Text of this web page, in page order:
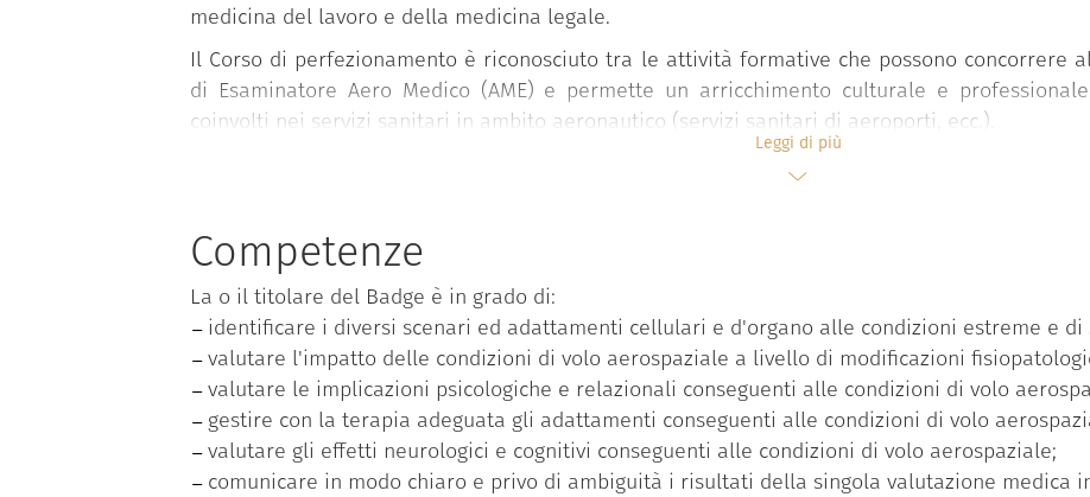
medicina del lavoro e della medicina legale.
Il Corso di perfezionamento è riconosciuto tra le attività formative che possono concorrere
di Esaminatore Aero Medico (AME) e permette un arricchimento culturale e
coinvolti nei servizi sanitari in ambito aeronautico (servizi sanitari di aeroporti, ecc.).
La durata del corso è di 1 anno.
Leggi di più
Competenze
La o il titolare del Badge è in grado di:
identificare i diversi scenari ed adattamenti cellulari e d'organo alle condizioni estreme e di
valutare l'impatto delle condizioni di volo aerospaziale a livello di modificazioni
valutare le implicazioni psicologiche e relazionali conseguenti alle condizioni di volo
gestire con la terapia adeguata gli adattamenti conseguenti alle condizioni di volo
valutare gli effetti neurologici e cognitivi conseguenti alle condizioni di volo aerospaziale;
comunicare in modo chiaro e privo di ambiguità i risultati della singola valutazione medica